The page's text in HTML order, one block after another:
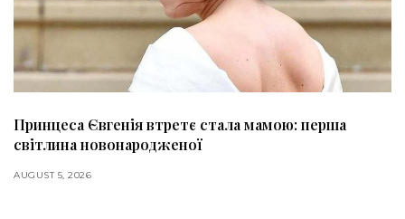
Принцеса Євгенія втретє стала мамою: перша
світлина новонародженої
AUGUST 5, 2026